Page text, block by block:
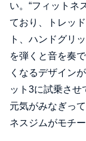
い。“フィットネ
ており、トレッ
ト、ハンドグリ
を弾くと音を奏
くなるデザイン
ット3に試乗させ
元気がみなぎっ
ネスジムがモチ